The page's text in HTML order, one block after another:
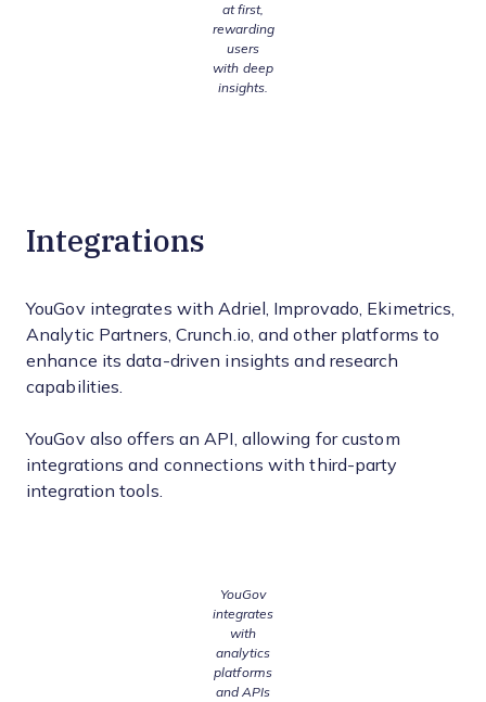
at first,
rewarding
users
with deep
insights.
Integrations
YouGov integrates with Adriel, Improvado, Ekimetrics,
Analytic Partners, Crunch.io, and other platforms to
enhance its data-driven insights and research
capabilities.
YouGov also offers an API, allowing for custom
integrations and connections with third-party
integration tools.
YouGov
integrates
with
analytics
platforms
and APIs